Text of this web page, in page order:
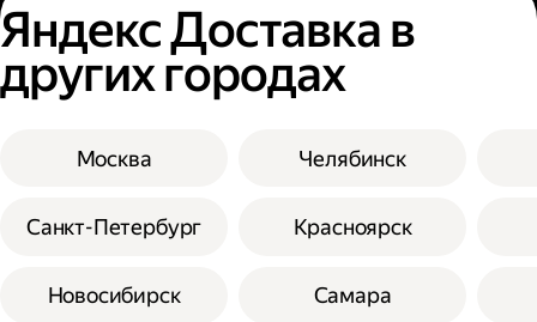
Яндекс Доставка в
других городах
Москва
Санкт-Петербург
Новосибирск
Челябинск
Красноярск
Самара